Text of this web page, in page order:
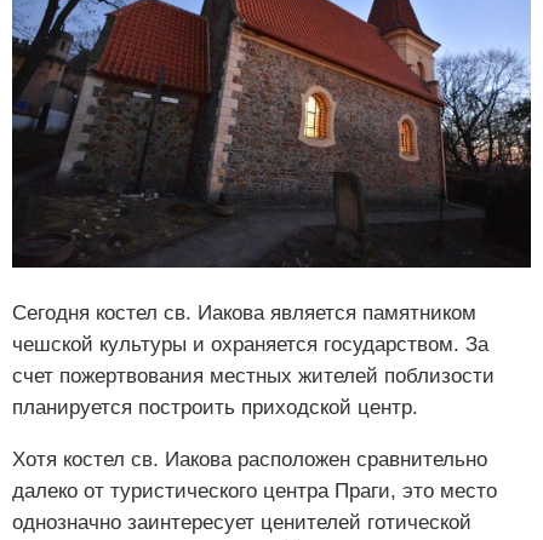
Сегодня костел св. Иакова является памятником
чешской культуры и охраняется государством. За
счет пожертвования местных жителей поблизости
планируется построить приходской центр.
Хотя костел св. Иакова расположен сравнительно
далеко от туристического центра Праги, это место
однозначно заинтересует ценителей готической